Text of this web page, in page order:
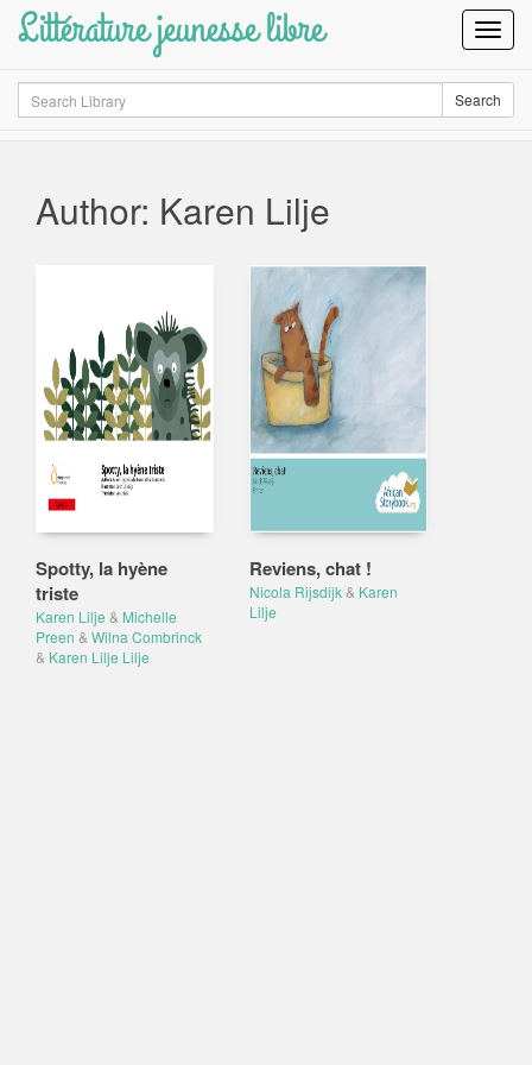
Littérature jeunesse libre
Search Search
Author: Karen Lilje
Spotty, la hyène
triste
Karen Lilje & Michelle
Preen & Wilna Combrinck
& Karen Lilje Lilje
Reviens, chat !
Nicola Rijsdijk& Karen
Lilje